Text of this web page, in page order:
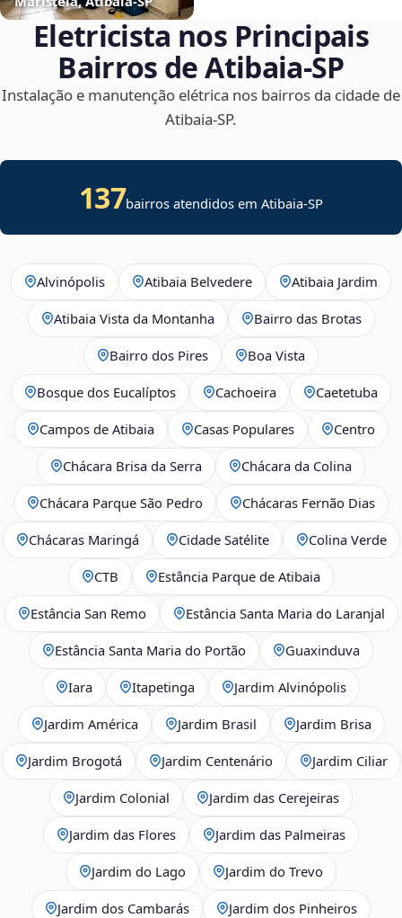
Eletricista nos Principais
Bairros de Atibaia‑SP
Instalação e manutenção elétrica nos bairros da cidade de
Atibaia‑SP.
137bairros atendidos em Atibaia-SP
Alvinópolis Atibaia Belvedere Atibaia Jardim
Atibaia Vista da Montanha Bairro das Brotas
Bairro dos Pires Boa Vista
Bosque dos Eucalíptos Cachoeira Caetetuba
Campos de Atibaia Casas Populares Centro
Chácara Brisa da Serra Chácara da Colina
Chácara Parque São Pedro Chácaras Fernão Dias
Chácaras Maringá Cidade Satélite Colina Verde
CTB Estância Parque de Atibaia
Estância San Remo Estância Santa Maria do Laranjal
Estância Santa Maria do Portão Guaxinduva
Iara Itapetinga Jardim Alvinópolis
Jardim América Jardim Brasil Jardim Brisa
Jardim Brogotá Jardim Centenário Jardim Ciliar
Jardim Colonial Jardim das Cerejeiras
Jardim das Flores Jardim das Palmeiras
Jardim do Lago Jardim do Trevo
Jardim dos Cambarás Jardim dos Pinheiros